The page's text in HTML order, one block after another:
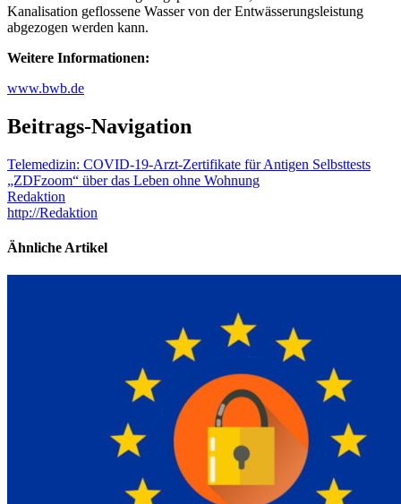
Kanalisation geflossene Wasser von der Entwässerungsleistung
abgezogen werden kann.
Weitere Informationen:
www.bwb.de
Beitrags-Navigation
Telemedizin: COVID-19-Arzt-Zertifikate für Antigen Selbsttests
„ZDFzoom“ über das Leben ohne Wohnung
Redaktion
http://Redaktion
Ähnliche Artikel